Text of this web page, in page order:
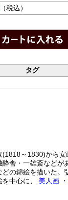
税込）
タグ
(1818～1830)から
舎・一雄斎などが
の錦絵を描いた。
中心に、 美人画・